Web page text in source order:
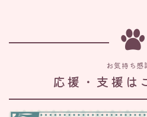
お気持ち感
応援・支援は